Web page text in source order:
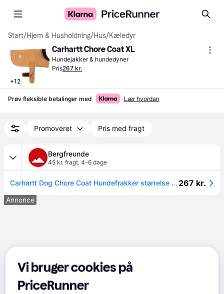
Start/Hjem & Husholdning/Hus/Kæledyr
+12
Carhartt Chore Coat XL
Hundejakker & hundedyner
Pris267 kr.
Prøv fleksible betalinger med Lær hvordan
Promoveret Pris med fragt
Bergfreunde
45 kr. fragt, 4-6 dage
Carhartt Dog Chore Coat Hundefrakker størrelse XL farve carhartt brown 267 kr.
Annonce
Vi bruger cookies på
PriceRunner